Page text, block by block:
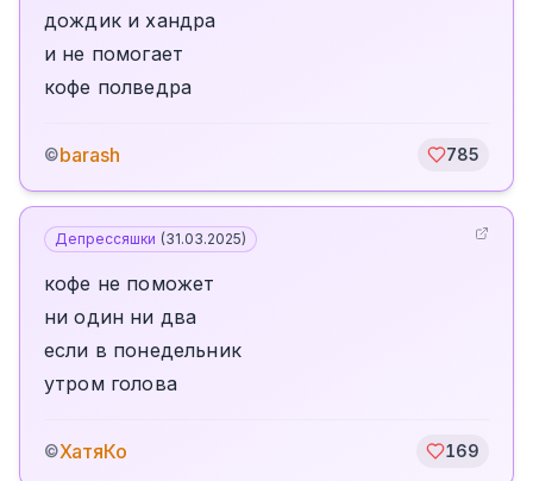
дождик и хандра
и не помогает
кофе полведра
©barash 785
Депрессяшки (31.03.2025)
кофе не поможет
ни один ни два
если в понедельник
утром голова
©ХатяКо 169